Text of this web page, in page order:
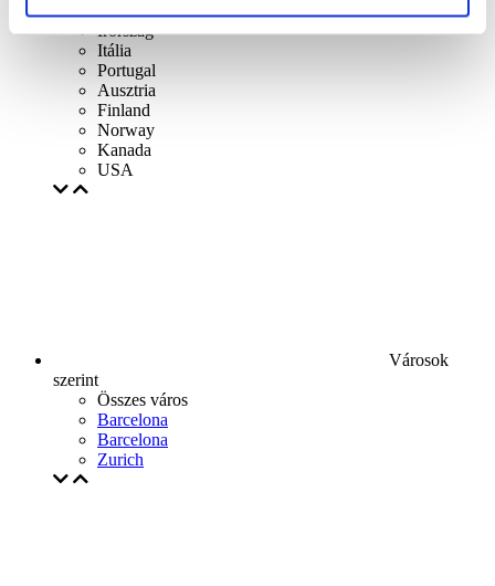
Holanda
Írország
Itália
Portugal
Ausztria
Finland
Norway
Kanada
USA
Városok
szerint
Összes város
Barcelona
Barcelona
Zurich